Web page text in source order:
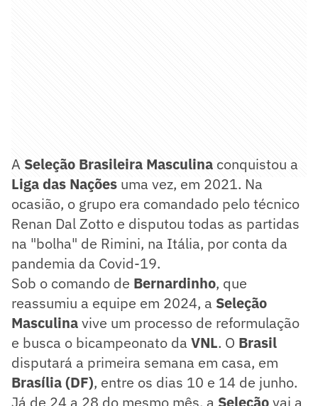
A Seleção Brasileira Masculina conquistou a
Liga das Nações uma vez, em 2021. Na
ocasião, o grupo era comandado pelo técnico
Renan Dal Zotto e disputou todas as partidas
na "bolha" de Rimini, na Itália, por conta da
pandemia da Covid-19.
Sob o comando de Bernardinho, que
reassumiu a equipe em 2024, a Seleção
Masculinavive um processo de reformulação
e busca o bicampeonato da VNL. O Brasil
disputará a primeira semana em casa, em
Brasília (DF), entre os dias 10 e 14 de junho.
Já de 24 a 28 do mesmo mês, a Seleçãovai a